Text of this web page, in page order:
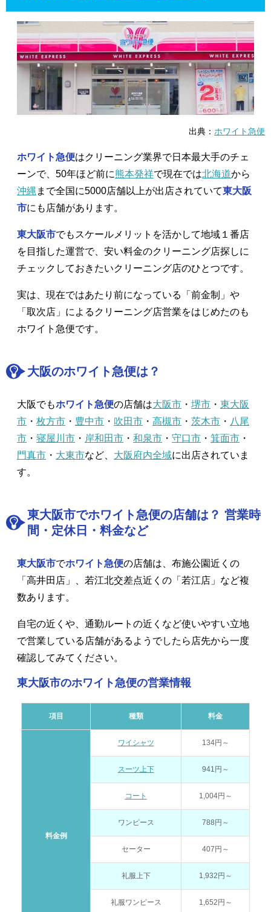
出典： ホワイト急便
ホワイト急便はクリーニング業界で日本最大手のチェ
ーンで、50年ほど前に熊本発祥で現在では北海道から
沖縄 まで全国に5000店舗以上が出店されていて東大阪
市にも店舗があります。
東大阪市でもスケールメリットを活かして地域１番店
を目指した運営で、安い料金のクリーニング店探しに
チェックしておきたいクリーニング店のひとつです。
実は、現在ではあたり前になっている「前金制」や
「取次店」によるクリーニング店営業をはじめたのも
ホワイト急便です。
大阪のホワイト急便は？
大阪でもホワイト急便の店舗は大阪市 ・ 堺市 ・ 東大阪
市 ・ 枚方市 ・ 豊中市 ・ 吹田市 ・ 高槻市 ・ 茨木市 ・ 八尾
市 ・ 寝屋川市 ・ 岸和田市 ・ 和泉市 ・ 守口市 ・ 箕面市 ・
門真市 ・ 大東市など、 大阪府内全域に出店されていま
す。
東大阪市でホワイト急便の店舗は？ 営業時
間・定休日・料金など
東大阪市でホワイト急便の店舗は、布施公園近くの
「高井田店」、若江北交差点近くの「若江店」など複
数あります。
自宅の近くや、通勤ルートの近くなど使いやすい立地
で営業している店舗があるようでしたら店先から一度
確認してみてください。
東大阪市のホワイト急便の営業情報
項目 種類 料金
料金例
ワイシャツ 134円～
スーツ上下 941円～
コート 1,004円～
ワンピース 788円～
セーター 407円～
礼服上下 1,932円～
礼服ワンピース 1,652円～